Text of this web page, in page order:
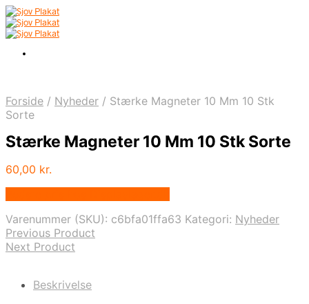
Forside / Nyheder / Stærke Magneter 10 Mm 10 Stk
Sorte
Stærke Magneter 10 Mm 10 Stk Sorte
60,00 kr.
Varenummer (SKU): c6bfa01ffa63 Kategori: Nyheder
Previous Product
Next Product
Beskrivelse